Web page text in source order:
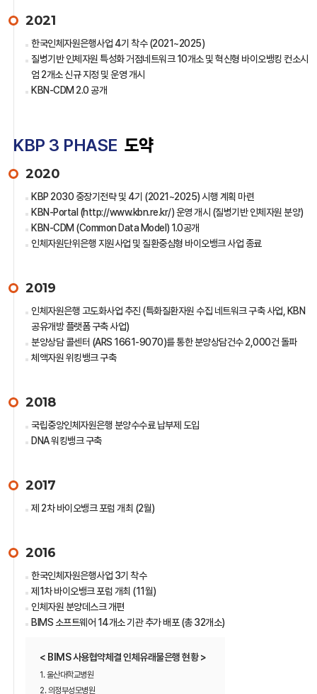
2021
한국인체자원은행사업 4기 착수 (2021~2025)
질병기반 인체자원 특성화 거점네트워크 10개소 및 혁신형 바이오뱅킹 컨소시
엄 2개소 신규 지정 및 운영 개시
KBN-CDM 2.0 공개
KBP 3 PHASE 도약
2020
KBP 2030 중장기전략 및 4기 (2021~2025) 시행 계획 마련
KBN-Portal (http://www.kbn.re.kr/) 운영 개시 (질병기반 인체자원 분양)
KBN-CDM (Common Data Model) 1.0공개
인체자원단위은행 지원사업 및 질환중심형 바이오뱅크 사업 종료
2019
인체자원은행 고도화사업 추진 (특화질환자원 수집 네트워크 구축 사업, KBN
공유개방 플랫폼 구축 사업)
분양상담 콜센터 (ARS 1661-9070)를 통한 분양상담건수 2,000건 돌파
체액자원 위킹뱅크 구축
2018
국립중앙인체자원은행 분양수수료 납부제 도입
DNA 워킹뱅크 구축
2017
제 2차 바이오뱅크 포럼 개최 (2월)
2016
한국인체자원은행사업 3기 착수
제1차 바이오뱅크 포럼 개최 (11월)
인체자원 분양데스크 개편
BIMS 소프트웨어 14개소 기관 추가 배포 (총 32개소)
< BIMS 사용협약체결 인체유래물은행 현황 >
1. 울산대학교병원
2. 의정부성모병원